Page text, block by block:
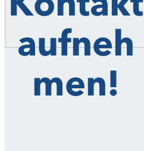
aufneh
men!